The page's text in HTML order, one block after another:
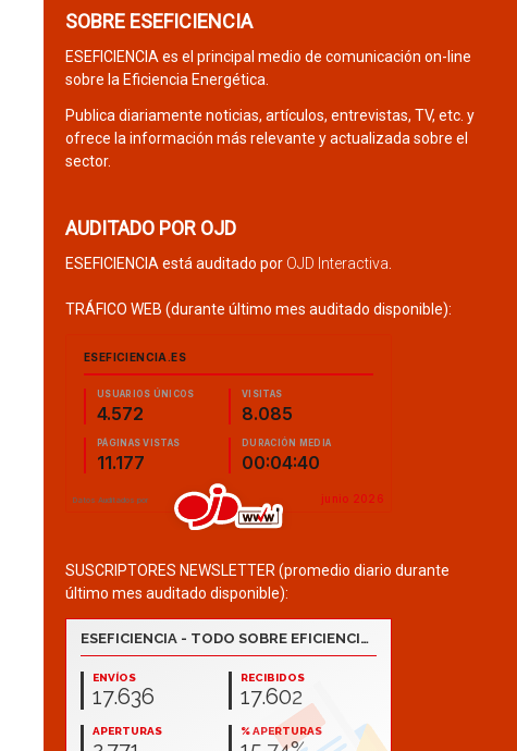
SOBRE ESEFICIENCIA
ESEFICIENCIA es el principal medio de comunicación on-line
sobre la Eficiencia Energética.
Publica diariamente noticias, artículos, entrevistas, TV, etc. y
ofrece la información más relevante y actualizada sobre el
sector.
AUDITADO POR OJD
ESEFICIENCIA está auditado por OJD Interactiva
TRÁFICO WEB (durante último mes auditado disponible):
SUSCRIPTORES NEWSLETTER (promedio diario durante
último mes auditado disponible):